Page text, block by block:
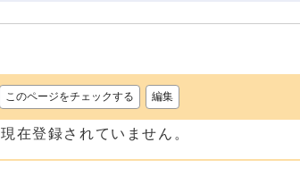
このページをチェックする 編集
現在登録されていません。